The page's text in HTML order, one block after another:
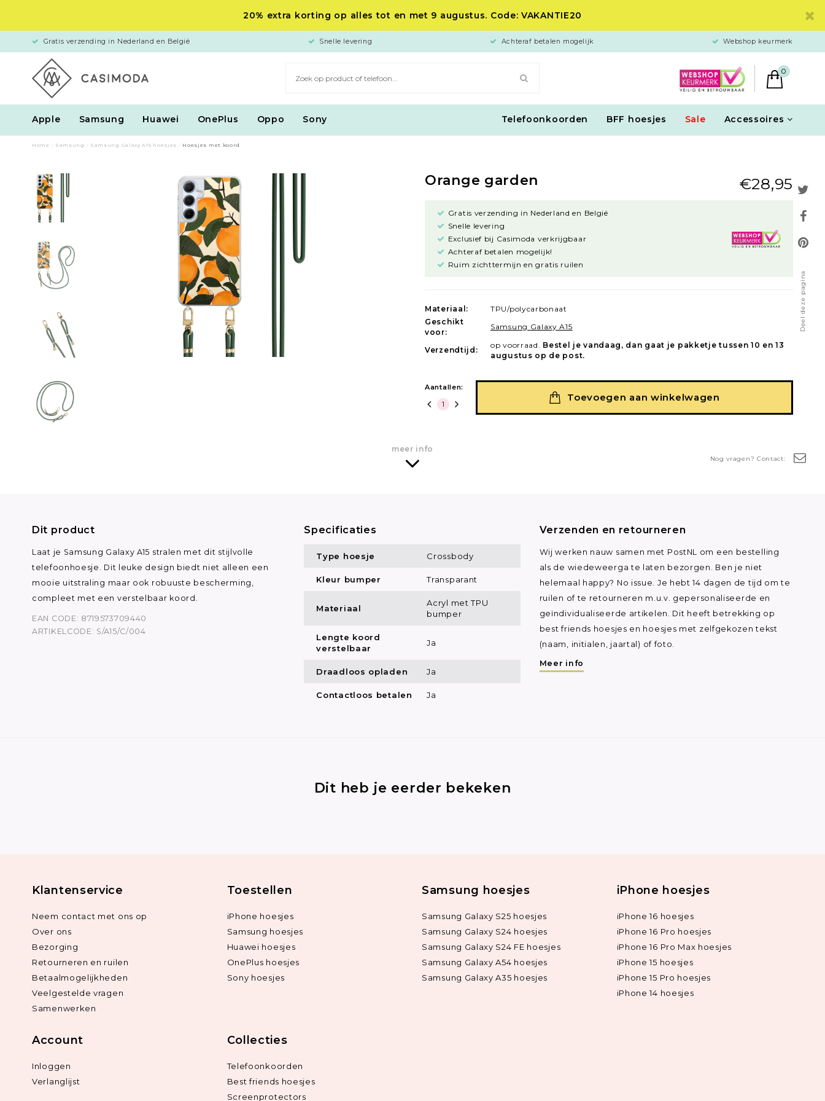
20% extra korting op alles tot en met 9 augustus. Code: VAKANTIE20
Gratis verzending in Nederland en België Snelle levering Achteraf betalen mogelijk Webshop keurmerk
0
Apple Samsung Huawei OnePlus Oppo Sony Telefoonkoorden BFF hoesjes Sale Accessoires
Deel deze pagina
Nog vragen? Contact:
Home Samsung Samsung Galaxy A15 hoesjes Hoesjes met koord
Orange garden €28,95
Gratis verzending in Nederland en België
Snelle levering
Exclusief bij Casimoda verkrijgbaar
Achteraf betalen mogelijk!
Ruim zichttermijn en gratis ruilen
Materiaal:
TPU/polycarbonaat
Geschikt
voor:
Samsung Galaxy A15
Verzendtijd:
op voorraad. Bestel je vandaag, dan gaat je pakketje tussen 10 en 13
augustus op de post.
Aantallen:
Toevoegen aan winkelwagen
meer info
Dit product
Laat je Samsung Galaxy A15 stralen met dit stijlvolle
telefoonhoesje. Dit leuke design biedt niet alleen een
mooie uitstraling maar ook robuuste bescherming,
compleet met een verstelbaar koord.
EAN CODE: 8719573709440
ARTIKELCODE: S/A15/C/004
Specificaties
Type hoesje Crossbody
Kleur bumper Transparant
Materiaal
Acryl met TPU
bumper
Lengte koord
verstelbaar
Ja
Draadloos opladen Ja
Contactloos betalen Ja
Verzenden en retourneren
Wij werken nauw samen met PostNL om een bestelling
als de wiedeweerga te laten bezorgen. Ben je niet
helemaal happy? No issue. Je hebt 14 dagen de tijd om te
ruilen of te retourneren m.u.v. gepersonaliseerde en
geïndividualiseerde artikelen. Dit heeft betrekking op
best friends hoesjes en hoesjes met zelfgekozen tekst
(naam, initialen, jaartal) of foto.
Meer info
Dit heb je eerder bekeken
Klantenservice
Neem contact met ons op
Over ons
Bezorging
Retourneren en ruilen
Betaalmogelijkheden
Veelgestelde vragen
Samenwerken
Toestellen
iPhone hoesjes
Samsung hoesjes
Huawei hoesjes
OnePlus hoesjes
Sony hoesjes
Samsung hoesjes
Samsung Galaxy S25 hoesjes
Samsung Galaxy S24 hoesjes
Samsung Galaxy S24 FE hoesjes
Samsung Galaxy A54 hoesjes
Samsung Galaxy A35 hoesjes
iPhone hoesjes
iPhone 16 hoesjes
iPhone 16 Pro hoesjes
iPhone 16 Pro Max hoesjes
iPhone 15 hoesjes
iPhone 15 Pro hoesjes
iPhone 14 hoesjes
Account
Inloggen
Verlanglijst
Collecties
Telefoonkoorden
Best friends hoesjes
Screenprotectors